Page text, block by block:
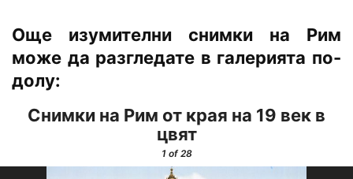
Още изумителни снимки на Рим
може да разгледате в галерията по-
долу:
Снимки на Рим от края на 19 век в
цвят
1of 28